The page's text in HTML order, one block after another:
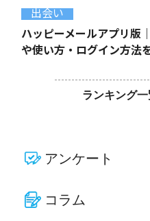
出会い
ハッピーメールアプリ版
や使い方・ログイン方法
ランキング
アンケート
コラム